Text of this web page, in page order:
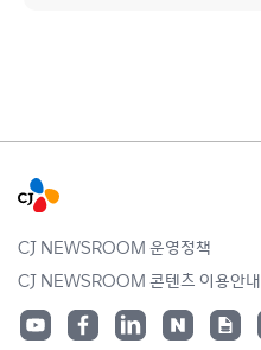
CJ NEWSROOM 운영정책
CJ NEWSROOM 콘텐츠 이용안내